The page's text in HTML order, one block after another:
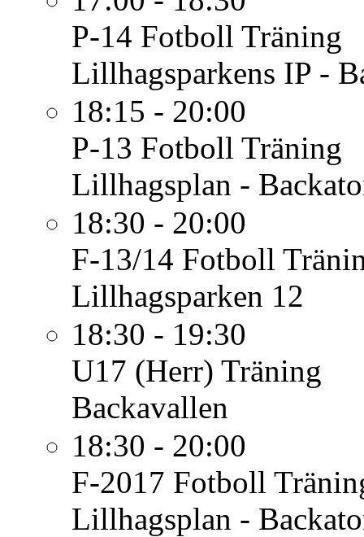
P-14 Fotboll Träning
Lillhagsparkens IP -
18:15 - 20:00
P-13 Fotboll Träning
Lillhagsplan -
18:30 - 20:00
F-13/14 Fotboll
Lillhagsparken 12
18:30 - 19:30
U17 (Herr) Träning
Backavallen
18:30 - 20:00
F-2017 Fotboll
Lillhagsplan -